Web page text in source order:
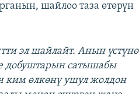
шайлоо таза өтөрүн
эл шайлайт. Анын үстүнө
добуштарын сатышабы
ким өлкөнү ушул жолдон